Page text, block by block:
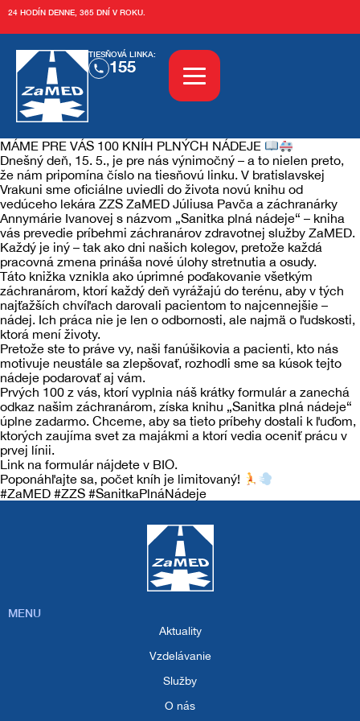
24 HODÍN DENNE, 365 DNÍ V ROKU.
TIESŇOVÁ LINKA:
155
Aktuality
O nás
O ZaMEDe
História
Kariéra
Projekty
Autonómna mobilná stanica záchrannej
zdravotnej služby ZaMED – AMOS
Záchranárska motorka
Zavedenie systému rendez-vous v
Vzdelávanie
Tréningové centrum
Kurzy
OZ ZaMED KN
Služby
Záchranná zdravotná služba
Tréningové centrum
Kontakt
Sledujte nás aj tu:
MÁME PRE VÁS 100 KNÍH PLNÝCH NÁDEJE
Dnešný deň, 15. 5., je pre nás výnimočný – a to nielen preto,
že nám pripomína číslo na tiesňovú linku. V bratislavskej
Vrakuni sme oficiálne uviedli do života novú knihu od
vedúceho lekára ZZS ZaMED Júliusa Pavča a záchranárky
Annymárie Ivanovej s názvom „Sanitka plná nádeje“ – kniha
vás prevedie príbehmi záchranárov zdravotnej služby ZaMED.
Každý je iný – tak ako dni našich kolegov, pretože každá
pracovná zmena prináša nové úlohy stretnutia a osudy.
Táto knižka vznikla ako úprimné poďakovanie všetkým
záchranárom, ktorí každý deň vyrážajú do terénu, aby v tých
najťažších chvíľach darovali pacientom to najcennejšie –
nádej. Ich práca nie je len o odbornosti, ale najmä o ľudskosti,
ktorá mení životy.
Pretože ste to práve vy, naši fanúšikovia a pacienti, kto nás
motivuje neustále sa zlepšovať, rozhodli sme sa kúsok tejto
nádeje podarovať aj vám.
Prvých 100 z vás, ktorí vyplnia náš krátky formulár a zanechá
odkaz našim záchranárom, získa knihu „Sanitka plná nádeje“
úplne zadarmo. Chceme, aby sa tieto príbehy dostali k ľuďom,
ktorých zaujíma svet za majákmi a ktorí vedia oceniť prácu v
prvej línii.
Link na formulár nájdete v BIO.
Poponáhľajte sa, počet kníh je limitovaný!
#ZaMED #ZZS #SanitkaPlnáNádeje
MENU
Aktuality
Vzdelávanie
Služby
O nás